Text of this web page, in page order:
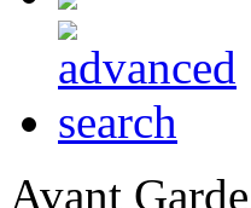
Avant